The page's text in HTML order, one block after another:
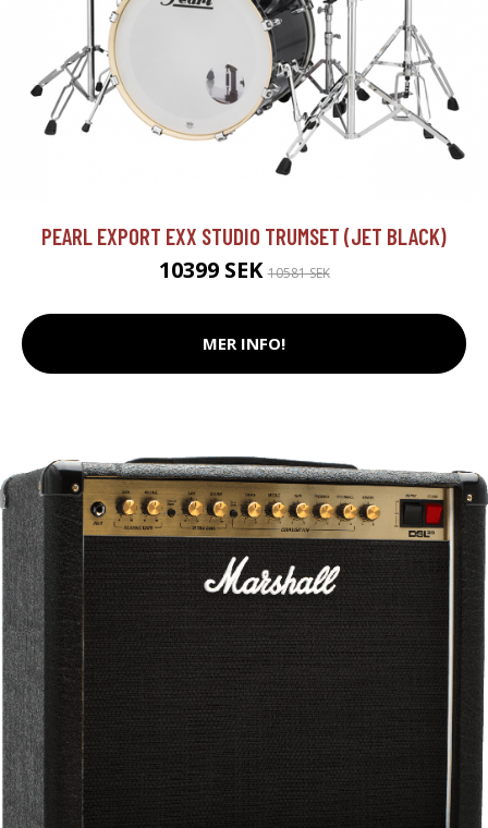
PEARL EXPORT EXX STUDIO TRUMSET (JET BLACK)
10399 SEK10581 SEK
MER INFO!